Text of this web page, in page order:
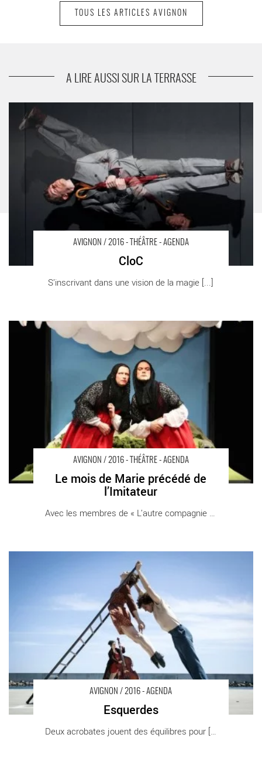
Place Tahrir
TOUS LES ARTICLES AVIGNON
A LIRE AUSSI SUR LA TERRASSE
AVIGNON / 2016 - THÉÂTRE - AGENDA
CloC
S’inscrivant dans une vision de la magie [...]
CloC - Critique sortie Avignon / 2016 Villeneuve-lès-Avignon
Avignon Off. Villeneuve en scène
AVIGNON / 2016 - THÉÂTRE - AGENDA
Le mois de Marie précédé de
l’Imitateur
Avec les membres de « L’autre compagnie », le [...]
Le mois de Marie précédé de l’Imitateur - Critique sortie Avignon
/ 2016 Avignon Avignon Off. Théâtre des Halles
AVIGNON / 2016 - AGENDA
Esquerdes
Deux acrobates jouent des équilibres pour [...]
Esquerdes - Critique sortie Avignon / 2016 Avignon Avignon Off.